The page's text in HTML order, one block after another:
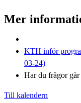
Mer
KTH inför
03-24)
Har du frågor
Till kalendern